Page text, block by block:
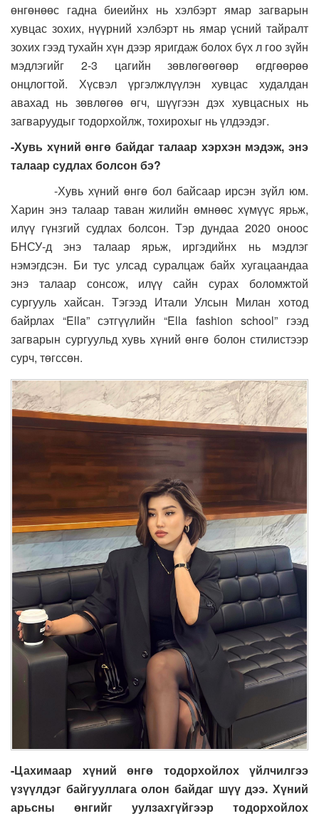
өнгөнөөс гадна биеийнх нь хэлбэрт ямар загварын
хувцас зохих, нүүрний хэлбэрт нь ямар үсний тайралт
зохих гээд тухайн хүн дээр яригдаж болох бүх л гоо зүйн
мэдлэгийг 2-3 цагийн зөвлөгөөгөөр өгдгөөрөө
онцлогтой. Хүсвэл үргэлжлүүлэн хувцас худалдан
авахад нь зөвлөгөө өгч, шүүгээн дэх хувцасных нь
загваруудыг тодорхойлж, тохирохыг нь үлдээдэг.
-Хувь хүний өнгө байдаг талаар хэрхэн мэдэж, энэ
талаар судлах болсон бэ?
-Хувь хүний өнгө бол байсаар ирсэн зүйл юм.
Харин энэ талаар таван жилийн өмнөөс хүмүүс ярьж,
илүү гүнзгий судлах болсон. Тэр дундаа 2020 оноос
БНСУ-д энэ талаар ярьж, иргэдийнх нь мэдлэг
нэмэгдсэн. Би тус улсад суралцаж байх хугацаандаа
энэ талаар сонсож, илүү сайн сурах боломжтой
сургууль хайсан. Тэгээд Итали Улсын Милан хотод
байрлах “Ella” сэтгүүлийн “Ella fashion school” гээд
загварын сургуульд хувь хүний өнгө болон стилистээр
сурч, төгссөн.
-Цахимаар хүний өнгө тодорхойлох үйлчилгээ
үзүүлдэг байгууллага олон байдаг шүү дээ. Хүний
арьсны өнгийг уулзахгүйгээр тодорхойлох